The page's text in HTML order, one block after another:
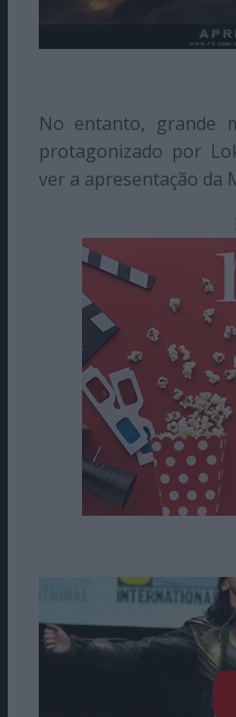
No entanto, grande
protagonizado por
ver a apresentação da